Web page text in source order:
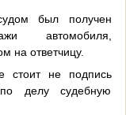
был получен
автомобиля,
на ответчицу.
стоит не подпись
делу судебную